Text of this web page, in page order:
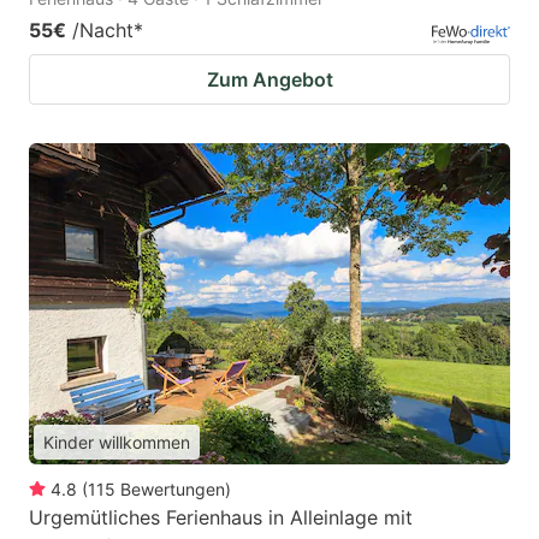
55€ /Nacht*
Zum Angebot
Kinder willkommen
4.8 (115 Bewertungen)
Urgemütliches Ferienhaus in Alleinlage mit